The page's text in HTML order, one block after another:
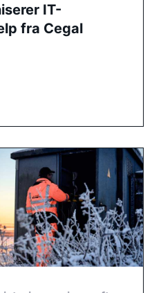
IT-
fra Cegal